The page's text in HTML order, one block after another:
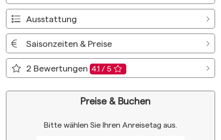
Ausstattung
Saisonzeiten & Preise
2 Bewertungen 4.1 / 5
Preise & Buchen
Bitte wählen Sie Ihren Anreisetag aus.